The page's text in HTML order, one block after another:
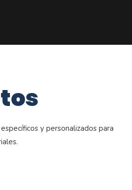
y personalizados para